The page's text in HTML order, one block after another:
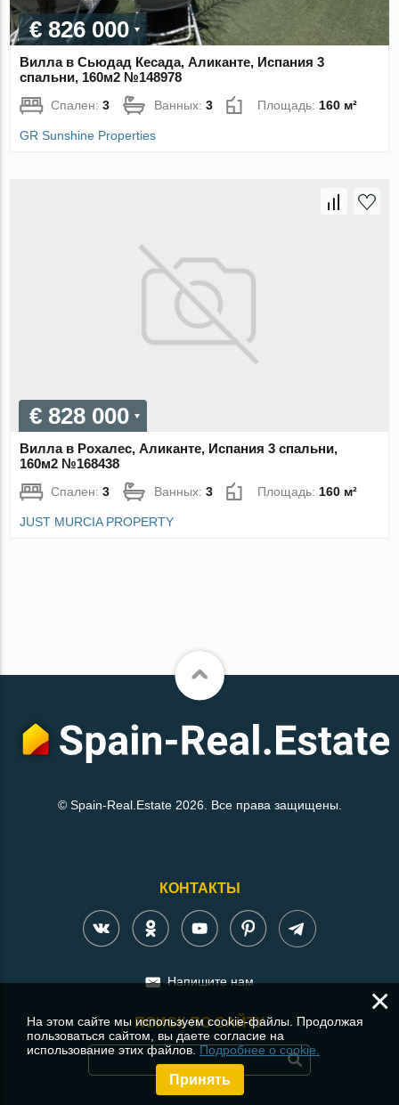
€ 826 000
Вилла в Сьюдад Кесада, Аликанте, Испания 3
спальни, 160м2 №148978
Спален:3 Ванных:3 Площадь: 160 м²
GR Sunshine Properties
€ 828 000
Вилла в Рохалес, Аликанте, Испания 3 спальни,
160м2 №168438
Спален:3 Ванных:3 Площадь: 160 м²
JUST MURCIA PROPERTY
© Spain-Real.Estate 2026. Все права защищены.
КОНТАКТЫ
Напишите нам
ПОИСК ПО САЙТУ
×
На этом сайте мы используем cookie-файлы. Продолжая
пользоваться сайтом, вы даете согласие на
использование этих файлов.Подробнее о cookie.
Принять